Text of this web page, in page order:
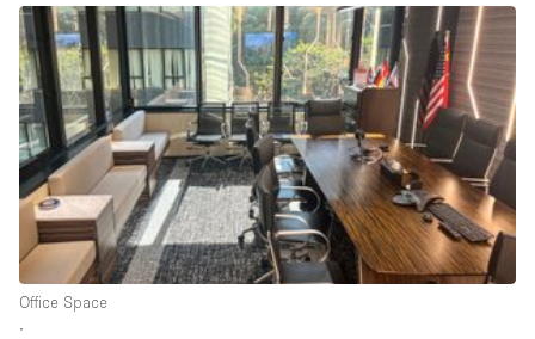
Photo
Shooting
Conference Meeting Office Shop Share
공간 유형
Advertisement Space
Apartment / Loft
Office Space
∙